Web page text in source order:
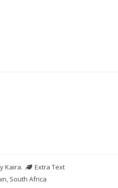
Kaira.
Extra Text
South Africa